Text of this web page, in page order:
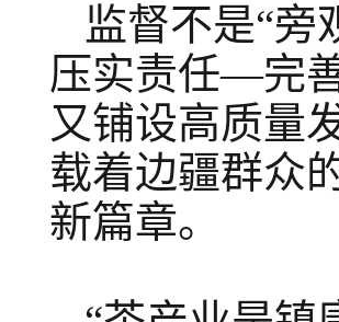
监督不是“旁
压实责任—完
又铺设高质量
载着边疆群众
新篇章。